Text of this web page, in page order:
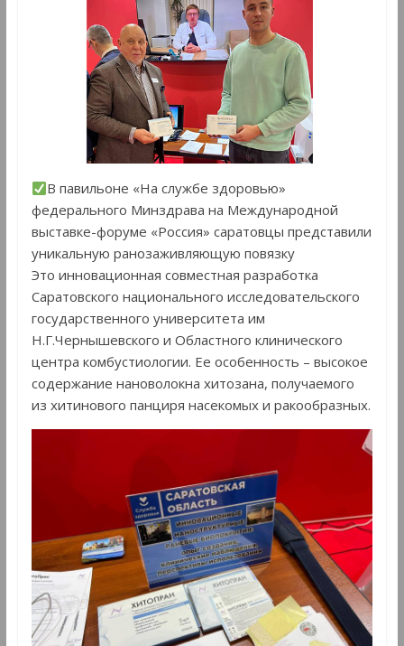
В павильоне «На службе здоровью»
федерального Минздрава на Международной
выставке-форуме «Россия» саратовцы представили
уникальную ранозаживляющую повязку
Это инновационная совместная разработка
Саратовского национального исследовательского
государственного университета им
Н.Г.Чернышевского и Областного клинического
центра комбустиологии. Ее особенность – высокое
содержание нановолокна хитозана, получаемого
из хитинового панциря насекомых и ракообразных.